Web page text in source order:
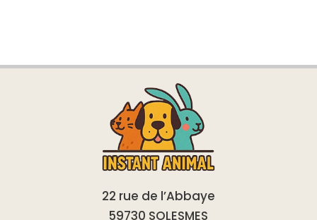
22 rue de l’Abbaye
59730 SOLESMES